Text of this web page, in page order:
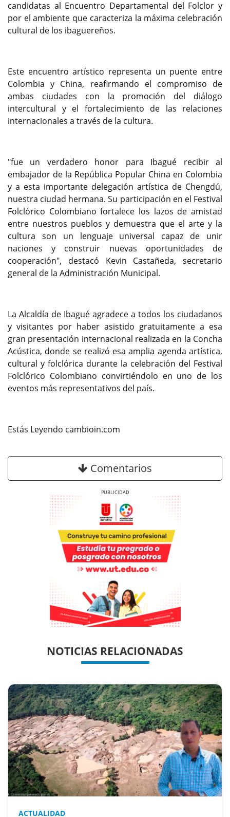
candidatas al Encuentro Departamental del Folclor y
por el ambiente que caracteriza la máxima celebración
cultural de los ibaguereños.
Este encuentro artístico representa un puente entre
Colombia y China, reafirmando el compromiso de
ambas ciudades con la promoción del diálogo
intercultural y el fortalecimiento de las relaciones
internacionales a través de la cultura.
"fue un verdadero honor para Ibagué recibir al
embajador de la República Popular China en Colombia
y a esta importante delegación artística de Chengdú,
nuestra ciudad hermana. Su participación en el Festival
Folclórico Colombiano fortalece los lazos de amistad
entre nuestros pueblos y demuestra que el arte y la
cultura son un lenguaje universal capaz de unir
naciones y construir nuevas oportunidades de
cooperación", destacó Kevin Castañeda, secretario
general de la Administración Municipal.
La Alcaldía de Ibagué agradece a todos los ciudadanos
y visitantes por haber asistido gratuitamente a esa
gran presentación internacional realizada en la Concha
Acústica, donde se realizó esa amplia agenda artística,
cultural y folclórica durante la celebración del Festival
Folclórico Colombiano convirtiéndolo en uno de los
eventos más representativos del país.
Estás Leyendo cambioin.com
Comentarios
NOTICIAS RELACIONADAS
ACTUALIDAD